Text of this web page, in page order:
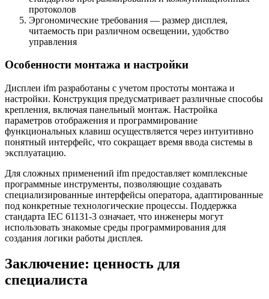
протоколов
Эргономические требования — размер дисплея,
читаемость при различном освещении, удобство
управления
Особенности монтажа и настройки
Дисплеи ifm разработаны с учетом простоты монтажа и
настройки. Конструкция предусматривает различные способы
крепления, включая панельный монтаж. Настройка
параметров отображения и программирование
функциональных клавиш осуществляется через интуитивно
понятный интерфейс, что сокращает время ввода системы в
эксплуатацию.
Для сложных применений ifm предоставляет комплексные
программные инструменты, позволяющие создавать
специализированные интерфейсы оператора, адаптированные
под конкретные технологические процессы. Поддержка
стандарта IEC 61131-3 означает, что инженеры могут
использовать знакомые среды программирования для
создания логики работы дисплея.
Заключение: ценность для
специалиста